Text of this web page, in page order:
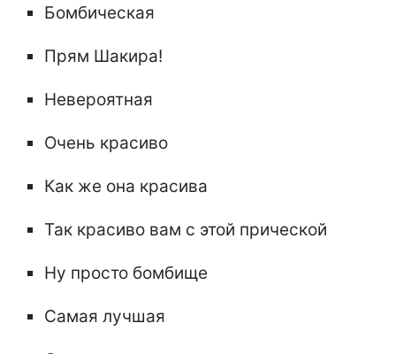
Бомбическая
Прям Шакира!
Невероятная
Очень красиво
Как же она красива
Так красиво вам с этой прической
Ну просто бомбище
Самая лучшая